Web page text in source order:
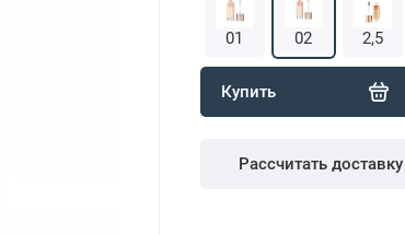
01 02 2,5
Купить
Рассчитать доставку